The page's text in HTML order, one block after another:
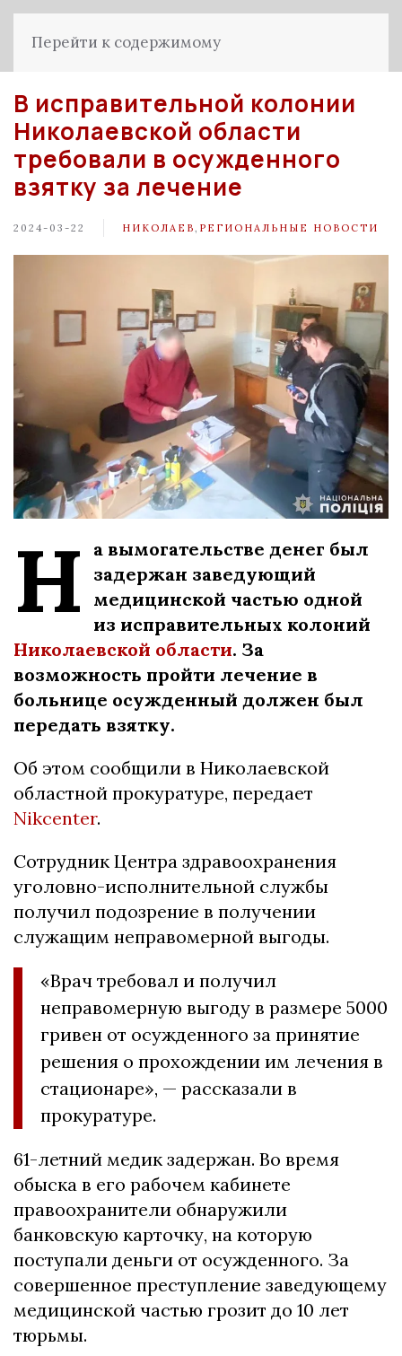
Перейти к содержимому
В исправительной колонии
Николаевской области
требовали в осужденного
взятку за лечение
2024-03-22 НИКОЛАЕВ РЕГИОНАЛЬНЫЕ НОВОСТИ
Н
а вымогательстве денег был
задержан заведующий
медицинской частью одной
из исправительных колоний
Николаевской области. За
возможность пройти лечение в
больнице осужденный должен был
передать взятку.
Об этом сообщили в Николаевской
областной прокуратуре, передает
Nikcenter.
Сотрудник Центра здравоохранения
уголовно-исполнительной службы
получил подозрение в получении
служащим неправомерной выгоды.
«Врач требовал и получил
неправомерную выгоду в размере 5000
гривен от осужденного за принятие
решения о прохождении им лечения в
стационаре», — рассказали в
прокуратуре.
61-летний медик задержан. Во время
обыска в его рабочем кабинете
правоохранители обнаружили
банковскую карточку, на которую
поступали деньги от осужденного. За
совершенное преступление заведующему
медицинской частью грозит до 10 лет
тюрьмы.